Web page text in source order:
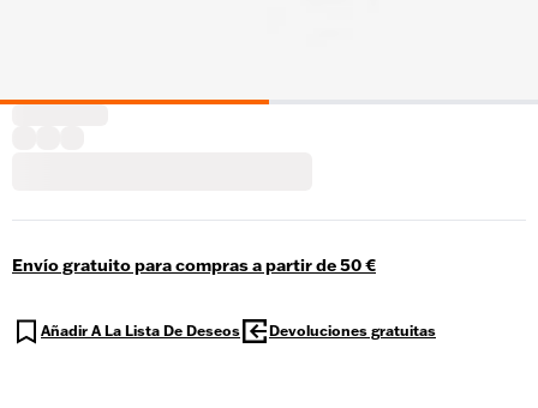
Envío gratuito para compras a partir de 50 €
Añadir A La Lista De Deseos Devoluciones gratuitas